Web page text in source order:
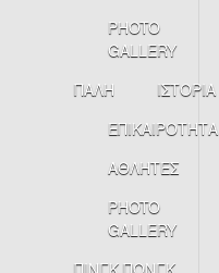
PHOTO
GALLERY
ΠΑΛΗ
ΙΣΤΟΡΙΑ
ΕΠΙΚΑΙΡΟΤΗΤΑ
ΑΘΛΗΤΕΣ
PHOTO
GALLERY
ΠΙΝΓΚ ΠΟΝΓΚ